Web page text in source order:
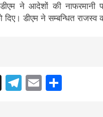
ने आदेशों की नाफरमानी
डीएम ने सम्बन्धित
X Telegram
Email